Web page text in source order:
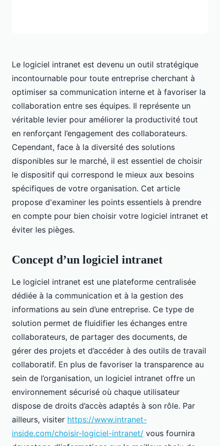
Le logiciel intranet est devenu un outil stratégique
incontournable pour toute entreprise cherchant à
optimiser sa communication interne et à favoriser la
collaboration entre ses équipes. Il représente un
véritable levier pour améliorer la productivité tout
en renforçant l’engagement des collaborateurs.
Cependant, face à la diversité des solutions
disponibles sur le marché, il est essentiel de choisir
le dispositif qui correspond le mieux aux besoins
spécifiques de votre organisation. Cet article
propose d'examiner les points essentiels à prendre
en compte pour bien choisir votre logiciel intranet et
éviter les pièges.
Concept d’un logiciel intranet
Le logiciel intranet est une plateforme centralisée
dédiée à la communication et à la gestion des
informations au sein d’une entreprise. Ce type de
solution permet de fluidifier les échanges entre
collaborateurs, de partager des documents, de
gérer des projets et d’accéder à des outils de travail
collaboratif. En plus de favoriser la transparence au
sein de l’organisation, un logiciel intranet offre un
environnement sécurisé où chaque utilisateur
dispose de droits d’accès adaptés à son rôle. Par
ailleurs, visiter https://www.intranet-
inside.com/choisir-logiciel-intranet/ vous fournira